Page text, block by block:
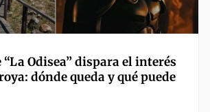
“La Odisea” dispara el interés
dónde queda y qué puede